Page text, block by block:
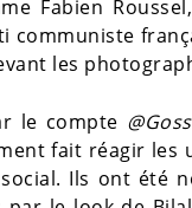
Fabien
communiste
les
le compte
fait réagir les
Ils ont été